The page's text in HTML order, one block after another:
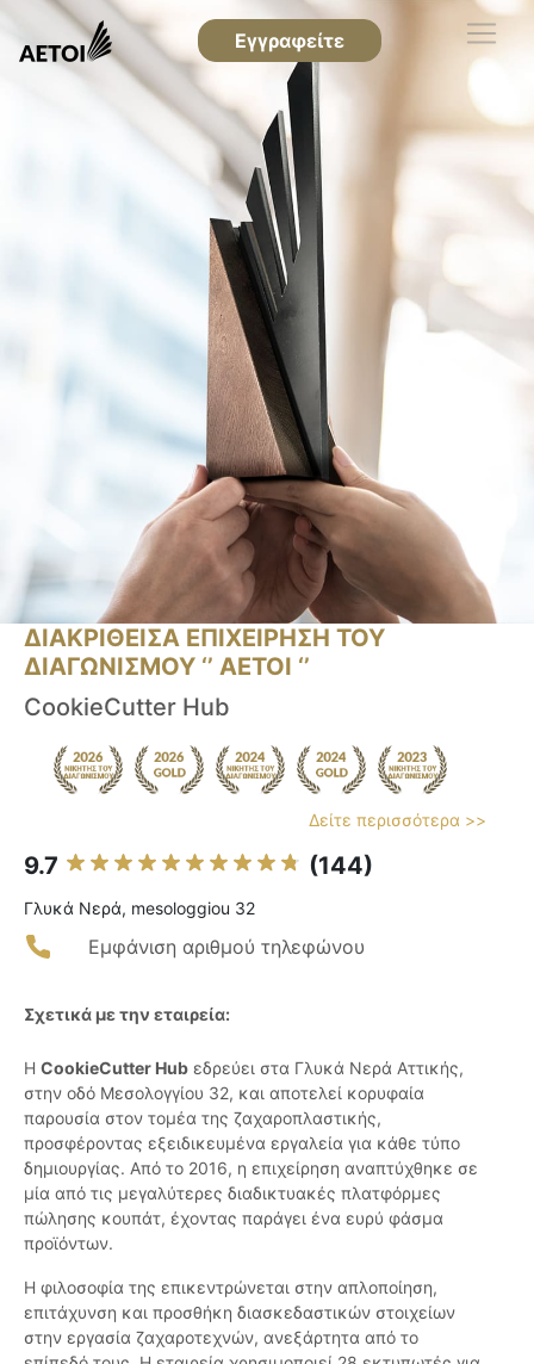
Εγγραφείτε
ΔΙΑΚΡΙΘΕΙΣΑ ΕΠΙΧΕΙΡΗΣΗ ΤΟΥ
ΔΙΑΓΩΝΙΣΜΟΥ ‘’ ΑΕΤΟΙ ‘’
CookieCutter Hub
Δείτε περισσότερα >>
9.7 (144)
Γλυκά Νερά, mesologgiou 32
Εμφάνιση αριθμού τηλεφώνου
Σχετικά με την εταιρεία:
Η CookieCutter Hub εδρεύει στα Γλυκά Νερά Αττικής,
στην οδό Μεσολογγίου 32, και αποτελεί κορυφαία
παρουσία στον τομέα της ζαχαροπλαστικής,
προσφέροντας εξειδικευμένα εργαλεία για κάθε τύπο
δημιουργίας. Από το 2016, η επιχείρηση αναπτύχθηκε σε
μία από τις μεγαλύτερες διαδικτυακές πλατφόρμες
πώλησης κουπάτ, έχοντας παράγει ένα ευρύ φάσμα
προϊόντων.
Η φιλοσοφία της επικεντρώνεται στην απλοποίηση,
επιτάχυνση και προσθήκη διασκεδαστικών στοιχείων
στην εργασία ζαχαροτεχνών, ανεξάρτητα από το